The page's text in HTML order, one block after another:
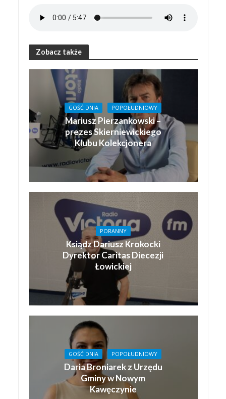
Zobacz także
GOŚĆ DNIA POPOŁUDNIOWY
Mariusz Pierzankowski –
prezes Skierniewickiego
Klubu Kolekcjonera
PORANNY
Ksiądz Dariusz Krokocki
Dyrektor Caritas Diecezji
Łowickiej
GOŚĆ DNIA POPOŁUDNIOWY
Daria Broniarek z Urzędu
Gminy w Nowym
Kawęczynie